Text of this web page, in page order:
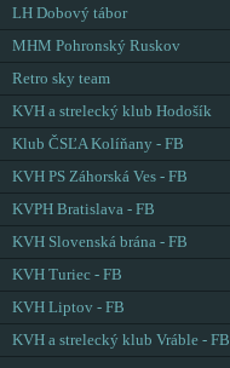
LH Dobový tábor
MHM Pohronský Ruskov
Retro sky team
KVH a strelecký klub Hodošík
Klub ČSĽA Kolíňany - FB
KVH PS Záhorská Ves - FB
KVPH Bratislava - FB
KVH Slovenská brána - FB
KVH Turiec - FB
KVH Liptov - FB
KVH a strelecký klub Vráble - FB